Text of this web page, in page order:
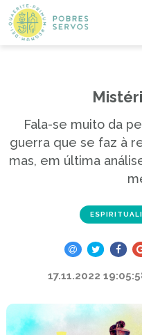
Fala-se muito da
guerra que se faz à
mas, em última
17.11.2022